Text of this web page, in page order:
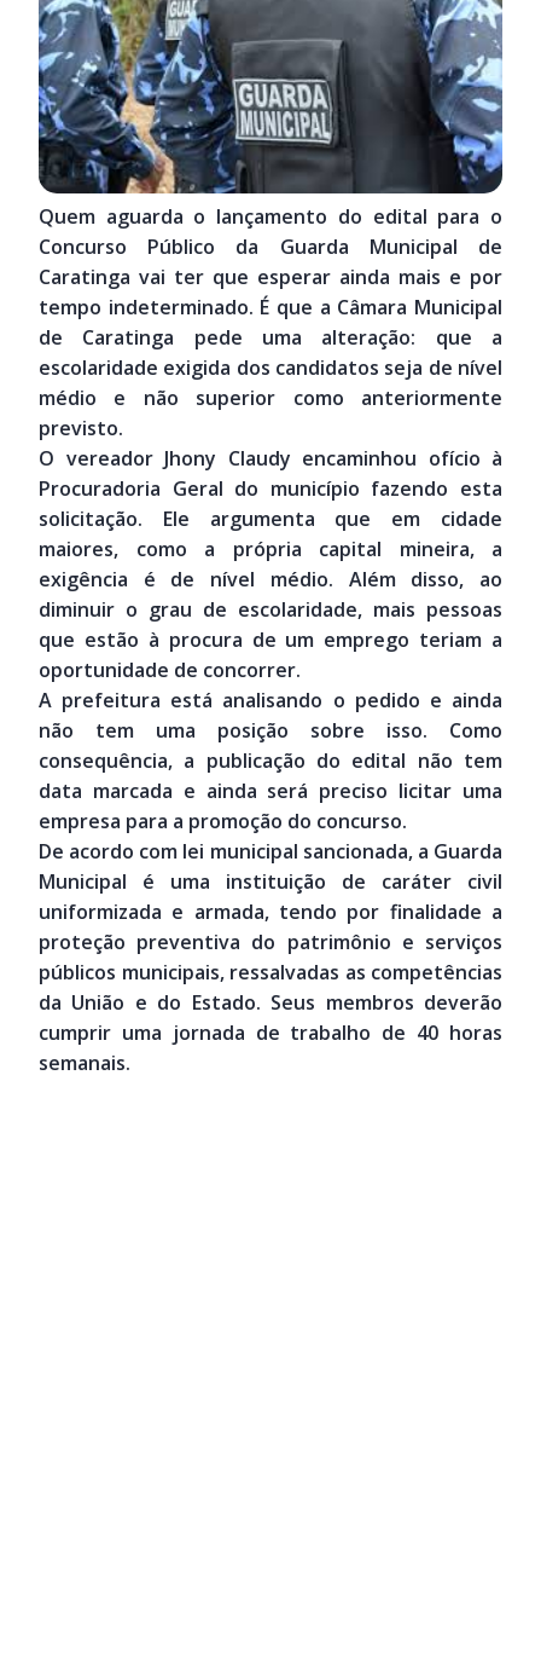
Quem aguarda o lançamento do edital para o
Concurso Público da Guarda Municipal de
Caratinga vai ter que esperar ainda mais e por
tempo indeterminado. É que a Câmara Municipal
de Caratinga pede uma alteração: que a
escolaridade exigida dos candidatos seja de nível
médio e não superior como anteriormente
previsto.
O vereador Jhony Claudy encaminhou ofício à
Procuradoria Geral do município fazendo esta
solicitação. Ele argumenta que em cidade
maiores, como a própria capital mineira, a
exigência é de nível médio. Além disso, ao
diminuir o grau de escolaridade, mais pessoas
que estão à procura de um emprego teriam a
oportunidade de concorrer.
A prefeitura está analisando o pedido e ainda
não tem uma posição sobre isso. Como
consequência, a publicação do edital não tem
data marcada e ainda será preciso licitar uma
empresa para a promoção do concurso.
De acordo com lei municipal sancionada, a Guarda
Municipal é uma instituição de caráter civil
uniformizada e armada, tendo por finalidade a
proteção preventiva do patrimônio e serviços
públicos municipais, ressalvadas as competências
da União e do Estado. Seus membros deverão
cumprir uma jornada de trabalho de 40 horas
semanais.